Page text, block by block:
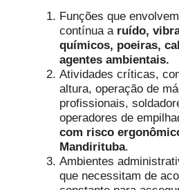
Funções que
contínua a ruído,
químicos, poeiras,
agentes ambientais.
Atividades críticas,
altura, operação de
profissionais,
operadores de
com risco
Mandirituba.
Ambientes
que necessitam de